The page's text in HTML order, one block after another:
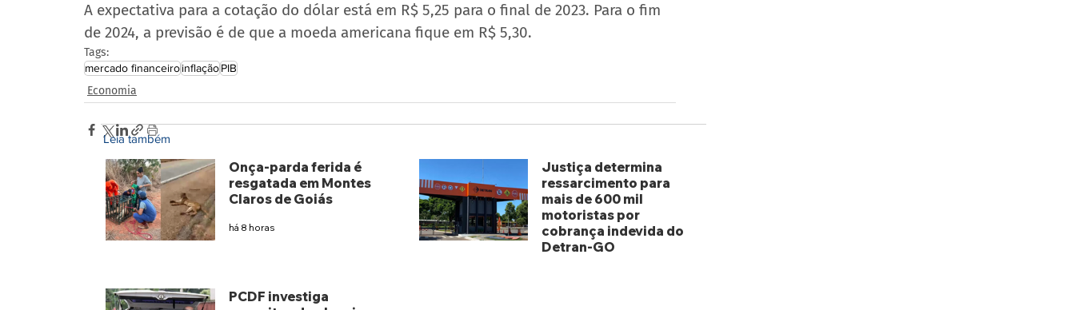
A expectativa para a cotação do dólar está em R$ 5,25 para o final de 2023. Para o fim
de 2024, a previsão é de que a moeda americana fique em R$ 5,30.
Tags:
mercado financeiroinflaçãoPIB
Economia
Leia também
Onça-parda ferida é
resgatada em Montes
Claros de Goiás
há 8 horas
Justiça determina
ressarcimento para
mais de 600 mil
motoristas por
cobrança indevida do
Detran-GO
PCDF investiga